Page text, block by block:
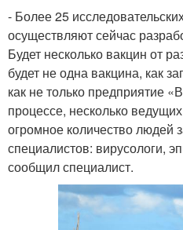
- Более 25
осуществляют сейчас
Будет несколько вакцин от
будет не одна вакцина, как
как не только предприятие
процессе, несколько
огромное количество людей
специалистов: вирусологи,
сообщил специалист.